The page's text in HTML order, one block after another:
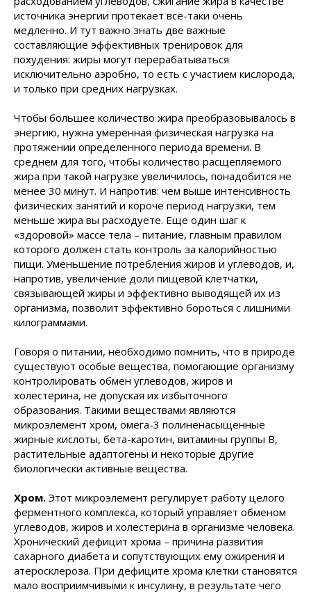
источника энергии протекает все-таки очень
медленно. И тут важно знать две важные
составляющие эффективных тренировок для
похудения: жиры могут перерабатываться
исключительно аэробно, то есть с участием кислорода,
и только при средних нагрузках.
Чтобы большее количество жира преобразовывалось в
энергию, нужна умеренная физическая нагрузка на
протяжении определенного периода времени. В
среднем для того, чтобы количество расщепляемого
жира при такой нагрузке увеличилось, понадобится не
менее 30 минут. И напротив: чем выше интенсивность
физических занятий и короче период нагрузки, тем
меньше жира вы расходуете. Еще один шаг к
«здоровой» массе тела – питание, главным правилом
которого должен стать контроль за калорийностью
пищи. Уменьшение потребления жиров и углеводов, и,
напротив, увеличение доли пищевой клетчатки,
связывающей жиры и эффективно выводящей их из
организма, позволит эффективно бороться с лишними
килограммами.
Говоря о питании, необходимо помнить, что в природе
существуют особые вещества, помогающие организму
контролировать обмен углеводов, жиров и
холестерина, не допуская их избыточного
образования. Такими веществами являются
микроэлемент хром, омега-3 полиненасыщенные
жирные кислоты, бета-каротин, витамины группы В,
растительные адаптогены и некоторые другие
биологически активные вещества.
Хром. Этот микроэлемент регулирует работу целого
ферментного комплекса, который управляет обменом
углеводов, жиров и холестерина в организме человека.
Хронический дефицит хрома – причина развития
сахарного диабета и сопутствующих ему ожирения и
атеросклероза. При дефиците хрома клетки становятся
мало восприимчивыми к инсулину, в результате чего